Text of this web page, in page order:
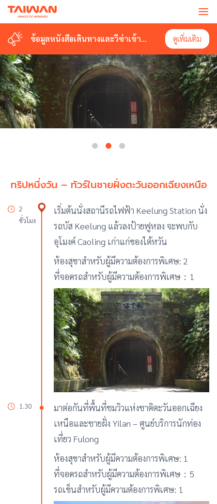
ข้อมูลหนังสือเดินทางและวีซ่าเข้า
ดูเพิ่มเติม
ทริปหนึ่งวัน – ทัวร์ในชายฝั่งตะวันออกเฉียงเหนือ
2
ชั่วโมง
เริ่มต้นนั่งสถานีรถไฟฟ้า Keelung Station นั่ง
รถบัส Keelung แล้วลงป้ายฟูหลง จะพบกับ
อุโมงค์ Caoling เก่าแก่ของไต้หวัน
ห้องสุขาสำหรับผู้มีความต้องการพิเศษ: 2
ที่จอดรถสำหรับผู้มีความต้องการพิเศษ：1
1.30
มาต่อกันที่พื้นที่ชมวิวแห่งชาติตะวันออกเฉียง
เหนือและชายฝั่ง Yilan – ศูนย์บริการนักท่อง
เที่ยว Fulong
ห้องสุขาสำหรับผู้มีความต้องการพิเศษ: 1
ที่จอดรถสำหรับผู้มีความต้องการพิเศษ：5
รถเข็นสำหรับผู้มีความต้องการพิเศษ: 1